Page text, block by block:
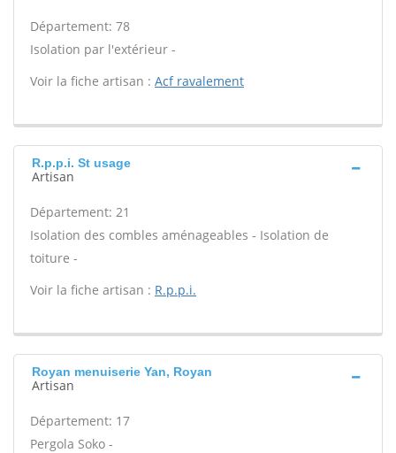
Département: 78
Isolation par l'extérieur -
Voir la fiche artisan : Acf ravalement
R.p.p.i. St usage
Artisan
Département: 21
Isolation des combles aménageables - Isolation de
toiture -
Voir la fiche artisan : R.p.p.i.
Royan menuiserie Yan, Royan
Artisan
Département: 17
Pergola Soko -